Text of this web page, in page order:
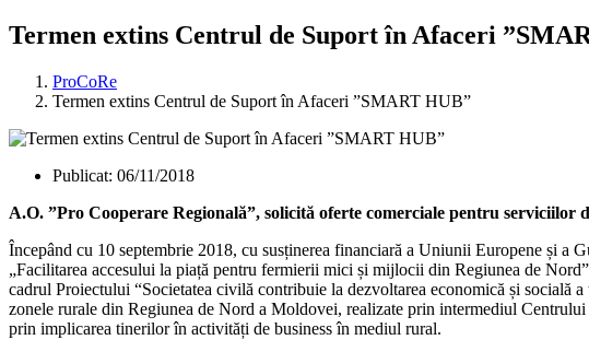
Termen extins Centrul de Suport în Afaceri
ProCoRe
Termen extins Centrul de Suport în Afaceri ”SMART HUB”
Publicat: 06/11/2018
A.O. ”Pro Cooperare Regională”, solicită oferte comerciale pentru
Începând cu 10 septembrie 2018, cu susținerea financiară a Uniunii Europene și
„Facilitarea accesului la piață pentru fermierii mici și mijlocii din Regiunea de
cadrul Proiectului “Societatea civilă contribuie la dezvoltarea economică și
zonele rurale din Regiunea de Nord a Moldovei, realizate prin intermediul
prin implicarea tinerilor în activități de business în mediul rural.